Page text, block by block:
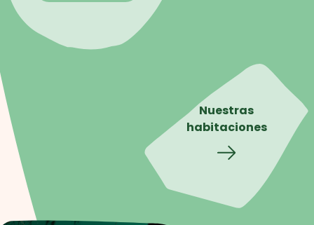
Nuestras
habitaciones